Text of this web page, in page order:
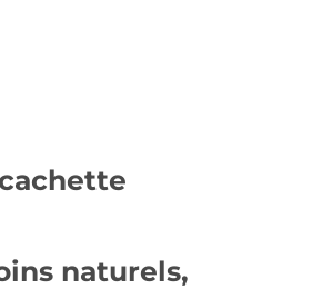
naturels,